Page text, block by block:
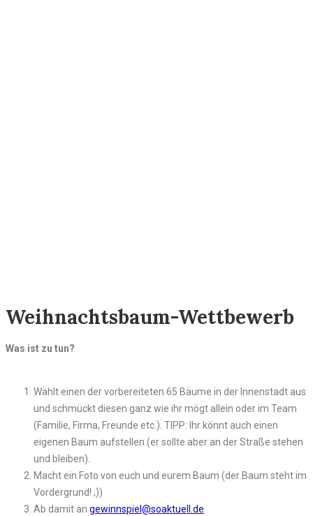
Weihnachtsbaum-Wettbewerb
Was ist zu tun?
Wählt einen der vorbereiteten 65 Bäume in der Innenstadt aus
und schmückt diesen ganz wie ihr mögt allein oder im Team
(Familie, Firma, Freunde etc.). TIPP: Ihr könnt auch einen
eigenen Baum aufstellen (er sollte aber an der Straße stehen
und bleiben).
Macht ein Foto von euch und eurem Baum (der Baum steht im
Vordergrund! ;))
Ab damit an gewinnspiel@soaktuell.de